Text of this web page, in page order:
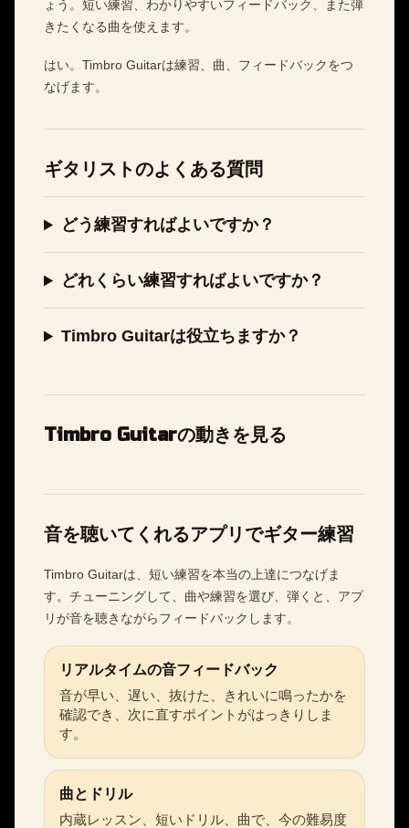
ょう。短い練習、わかりやすいフィードバック、また弾
きたくなる曲を使えます。
はい。Timbro Guitarは練習、曲、フィードバックをつ
なげます。
ギタリストのよくある質問
どう練習すればよいですか？
どれくらい練習すればよいですか？
Timbro Guitarは役立ちますか？
Timbro Guitarの動きを見る
音を聴いてくれるアプリでギター練習
Timbro Guitarは、短い練習を本当の上達につなげま
す。チューニングして、曲や練習を選び、弾くと、アプ
リが音を聴きながらフィードバックします。
リアルタイムの音フィードバック
音が早い、遅い、抜けた、きれいに鳴ったかを
確認でき、次に直すポイントがはっきりしま
す。
曲とドリル
内蔵レッスン、短いドリル、曲で、今の難易度